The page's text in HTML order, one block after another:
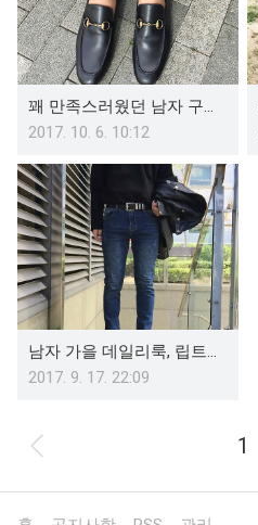
꽤 만족스러웠던 남자 구찌 로퍼, Jordan을 신어보다
2017. 10. 6. 10:12
남자 가을 데일리룩, 립트진에 7게이지 블랙니트 매치
2017. 9. 17. 22:09
1